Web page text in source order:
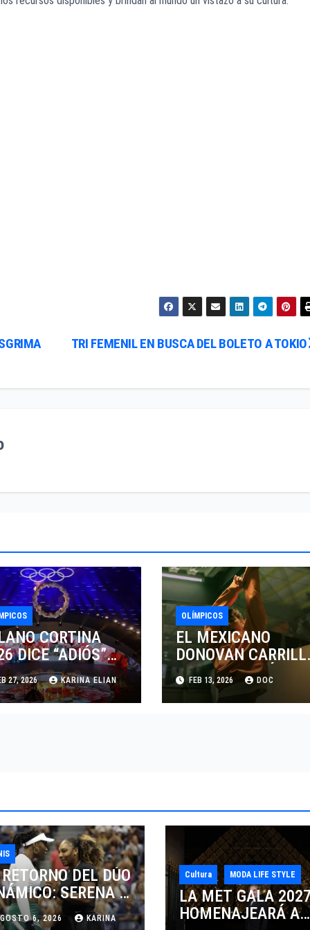
TRI FEMENIL EN BUSCA DEL BOLETO A TOKIO
CORTINA
DICE “ADIÓS”
CON EL
DE LA MODA
27, 2026 KARINA ELIAN
OLÍMPICOS
EL MEXICANO
DONOVAN
Y SU INCURSIÓN EN
LA MODA CON
CALVIN KLEIN
FEB 13, 2026 DOC
DEL DÚO
SERENA Y
WILLIAMS
6, 2026 KARINA
Cultura MODA LIFE STYLE
LA MET GALA
HOMENAJEARÁ A